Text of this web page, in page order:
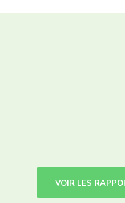
VOIR LES